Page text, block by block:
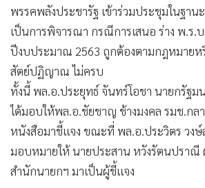
• Infographic
• การเมือง
• ท่องเที่ยว
• กีฬา
• ต่างประเทศ
• Special Scoop
• เศรษฐกิจ-ธุรกิจ
• จีน
• ชุมชน-คุณภาพชีวิต
พรรคพลังประชารัฐ เข้าร่วมประชุมในฐาน
เป็นการพิจารณา กรณีการเสนอ ร่าง พ.ร.
ปีงบประมาณ 2563 ถูกต้องตามกฎหมายห
สัตย์ปฏิญาณ ไม่ครบ
ทั้งนี้ พล.อ.ประยุทธ์ จันทร์โอชา นายกรัฐม
ได้มอบให้พล.อ.ชัยชาญ ช้างมงคล รมช.กล
หนังสือมาชี้แจง ขณะที่ พล.อ.ประวิตร วงษ์
มอบหมายให้ นายประสาน หวังรัตนปราณี
สำนักนายกฯ มาเป็นผู้ชี้แจง